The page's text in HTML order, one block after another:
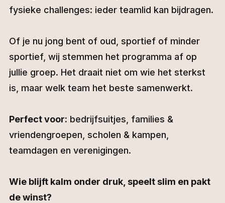
fysieke challenges: ieder teamlid kan bijdragen.
Of je nu jong bent of oud, sportief of minder
sportief, wij stemmen het programma af op
jullie groep. Het draait niet om wie het sterkst
is, maar welk team het beste samenwerkt.
Perfect voor: bedrijfsuitjes, families &
vriendengroepen, scholen & kampen,
teamdagen en verenigingen.
Wie blijft kalm onder druk, speelt slim en pakt
de winst?